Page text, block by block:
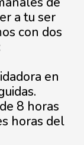
a tu ser
con dos
en
8 horas
horas del